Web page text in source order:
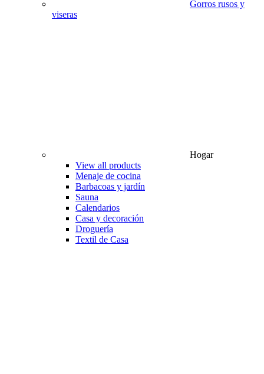
Gorros rusos y
viseras
Hogar
View all products
Menaje de cocina
Barbacoas y jardín
Sauna
Calendarios
Casa y decoración
Droguería
Textil de Casa